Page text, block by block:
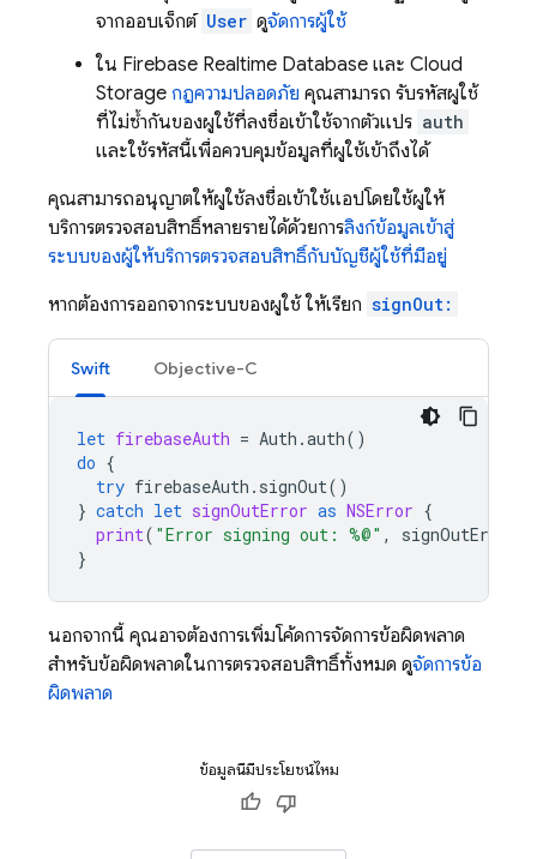
จากออบเจ็กต์ User ดูจัดการผู้ใช้
ใน Firebase Realtime Database และ Cloud
Storage กฎความปลอดภัย คุณสามารถ รับรหัสผู้ใช้
ที่ไม่ซ้ำกันของผู้ใช้ที่ลงชื่อเข้าใช้จากตัวแปร auth
และใช้รหัสนี้เพื่อควบคุมข้อมูลที่ผู้ใช้เข้าถึงได้
คุณสามารถอนุญาตให้ผู้ใช้ลงชื่อเข้าใช้แอปโดยใช้ผู้ให้
บริการตรวจสอบสิทธิ์หลายรายได้ด้วยการลิงก์ข้อมูลเข้าสู่
ระบบของผู้ให้บริการตรวจสอบสิทธิ์กับบัญชีผู้ใช้ที่มีอยู่
หากต้องการออกจากระบบของผู้ใช้ ให้เรียก signOut:
Swift Objective-C
let firebaseAuth = Auth .auth()
do {
try firebaseAuth . signOut()
} catch let signOutError as NSError {
print( "Error signing out: %@" , signOutError
}
นอกจากนี้ คุณอาจต้องการเพิ่มโค้ดการจัดการข้อผิดพลาด
สำหรับข้อผิดพลาดในการตรวจสอบสิทธิ์ทั้งหมด ดูจัดการข้อ
ผิดพลาด
ข้อมูลนี้มีประโยชน์ไหม